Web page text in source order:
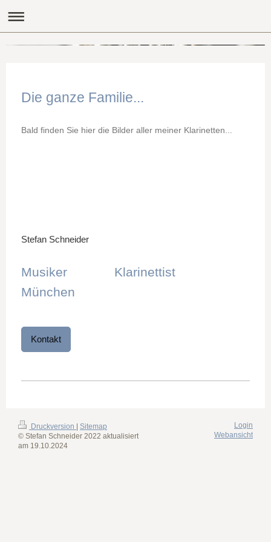
Die ganze Familie...
Bald finden Sie hier die Bilder aller meiner Klarinetten...
Stefan Schneider
Musiker Klarinettist
München
Kontakt
Druckversion
Sitemap
© Stefan Schneider 2022 aktualisiert
am 19.10.2024
Login
Webansicht